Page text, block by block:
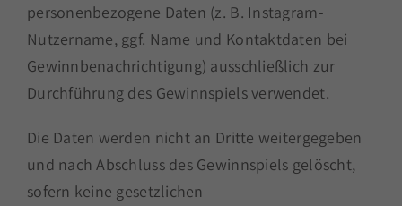
personenbezogene Daten (z. B. Instagram-
Nutzername, ggf. Name und Kontaktdaten bei
Gewinnbenachrichtigung) ausschließlich zur
Durchführung des Gewinnspiels verwendet.
Die Daten werden nicht an Dritte weitergegeben
und nach Abschluss des Gewinnspiels gelöscht,
sofern keine gesetzlichen